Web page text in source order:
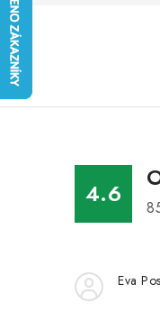
4.6
Eva